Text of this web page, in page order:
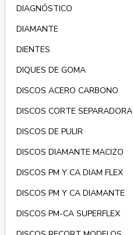
DIAGNÓSTICO
DIAMANTE
DIENTES
DIQUES DE GOMA
DISCOS ACERO CARBONO
DISCOS CORTE SEPARADORA
DISCOS DE PULIR
DISCOS DIAMANTE MACIZO
DISCOS PM Y CA DIAM FLEX
DISCOS PM Y CA DIAMANTE
DISCOS PM-CA SUPERFLEX